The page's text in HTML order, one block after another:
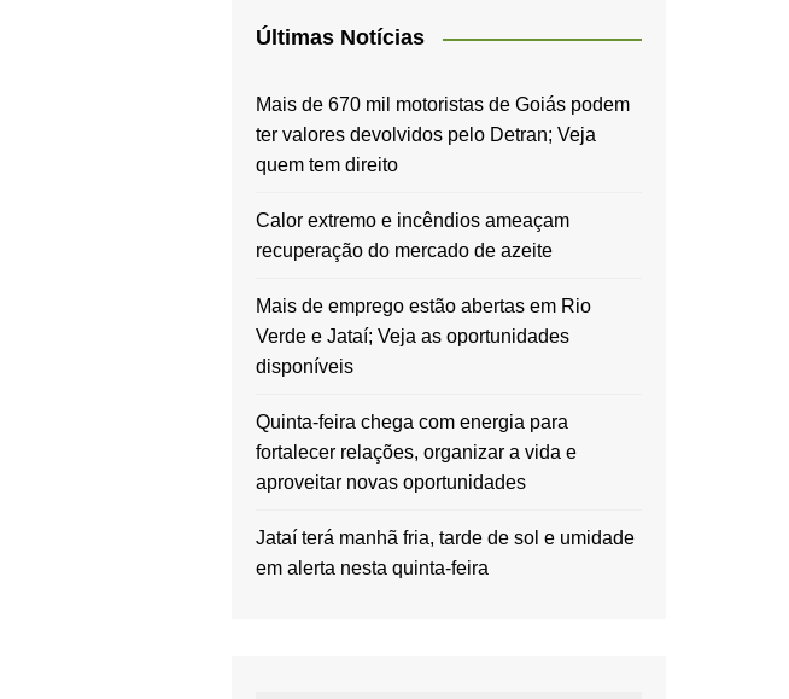
Últimas Notícias
Mais de 670 mil motoristas de Goiás podem
ter valores devolvidos pelo Detran; Veja
quem tem direito
Calor extremo e incêndios ameaçam
recuperação do mercado de azeite
Mais de emprego estão abertas em Rio
Verde e Jataí; Veja as oportunidades
disponíveis
Quinta-feira chega com energia para
fortalecer relações, organizar a vida e
aproveitar novas oportunidades
Jataí terá manhã fria, tarde de sol e umidade
em alerta nesta quinta-feira